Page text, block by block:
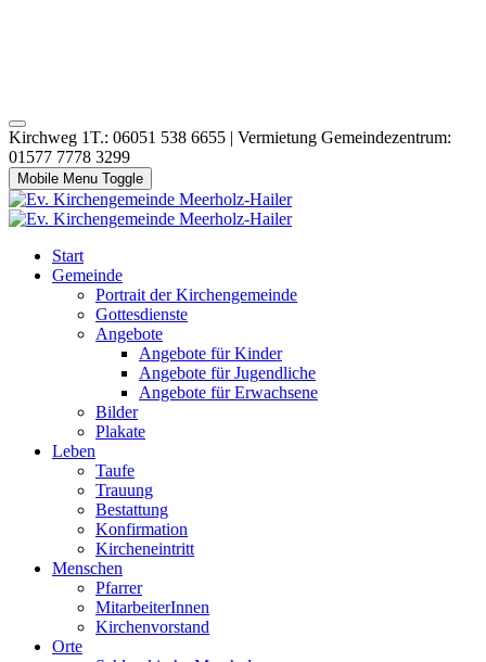
Kirchweg 1T.: 06051 538 6655 | Vermietung Gemeindezentrum:
01577 7778 3299
Mobile Menu Toggle
Start
Gemeinde
Portrait der Kirchengemeinde
Gottesdienste
Angebote
Angebote für Kinder
Angebote für Jugendliche
Angebote für Erwachsene
Bilder
Plakate
Leben
Taufe
Trauung
Bestattung
Konfirmation
Kircheneintritt
Menschen
Pfarrer
MitarbeiterInnen
Kirchenvorstand
Orte